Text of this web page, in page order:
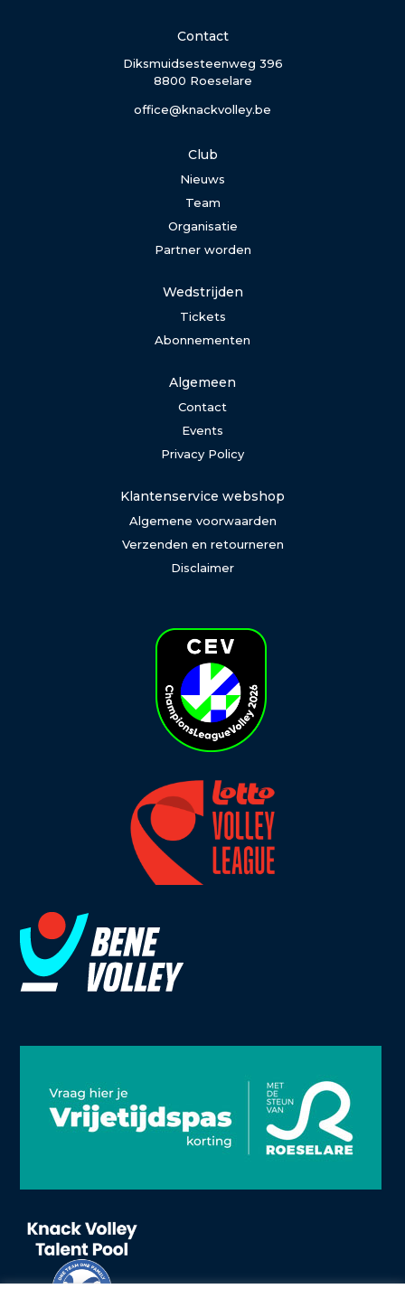
Contact
Diksmuidsesteenweg 396
8800 Roeselare
office@knackvolley.be
Club
Nieuws
Team
Organisatie
Partner worden
Wedstrijden
Tickets
Abonnementen
Algemeen
Contact
Events
Privacy Policy
Klantenservice webshop
Algemene voorwaarden
Verzenden en retourneren
Disclaimer